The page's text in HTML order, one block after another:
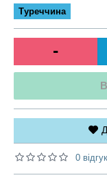
Туреччина
-
0